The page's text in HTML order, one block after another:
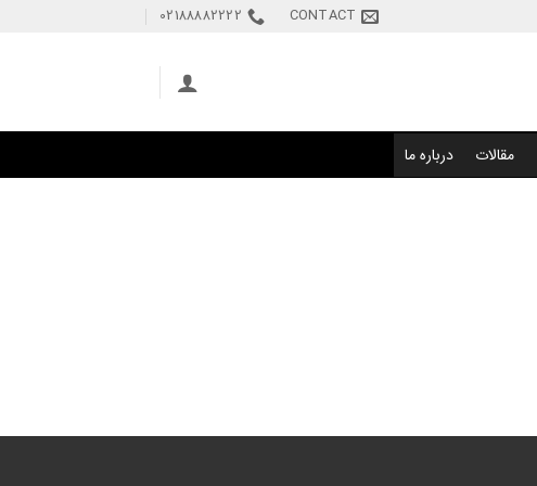
CONTACT
02188882222
مقالات درباره ما